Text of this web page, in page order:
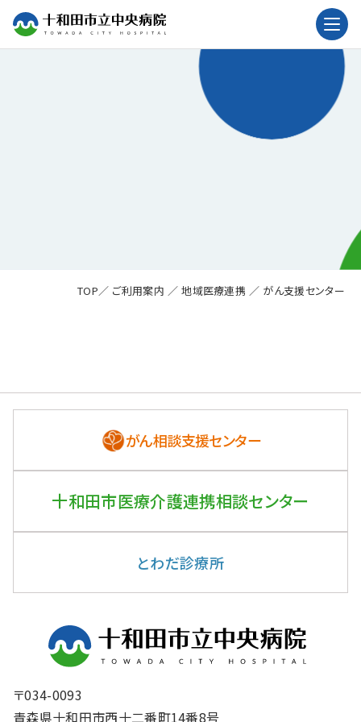
ご利用案内 地域医療連携
TOP／ ご利用案内 ／ 地域医療連携 ／ がん支援センター
がん相談支援センター
十和田市医療介護連携相談センター
とわだ診療所
〒034-0093
青森県十和田市西十二番町14番8号